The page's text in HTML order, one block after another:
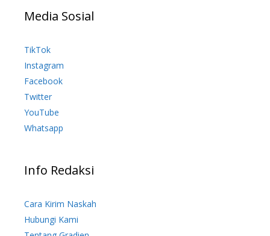
Media Sosial
TikTok
Instagram
Facebook
Twitter
YouTube
Whatsapp
Info Redaksi
Cara Kirim Naskah
Hubungi Kami